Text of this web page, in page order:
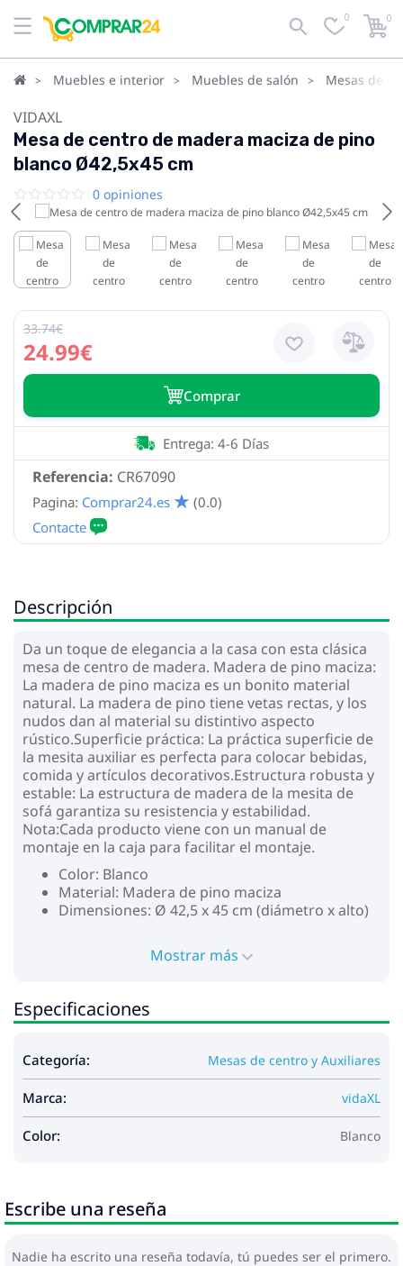
0 0
Muebles e interior Muebles de salón Mesas de
VIDAXL
Mesa de centro de madera maciza de pino
blanco Ø42,5x45 cm
0 opiniones
24.99€
33.74€
Сomprar
Referencia: CR67090
Entrega: 4-6 Días
Pagina: Comprar24.es (0.0)
Descripción
Da un toque de elegancia a la casa con esta clásica
mesa de centro de madera. Madera de pino maciza:
La madera de pino maciza es un bonito material
natural. La madera de pino tiene vetas rectas, y los
nudos dan al material su distintivo aspecto
rústico.Superficie práctica: La práctica superficie de
la mesita auxiliar es perfecta para colocar bebidas,
comida y artículos decorativos.Estructura robusta y
estable: La estructura de madera de la mesita de
sofá garantiza su resistencia y estabilidad.
Nota:Cada producto viene con un manual de
montaje en la caja para facilitar el montaje.
Color: Blanco
Material: Madera de pino maciza
Dimensiones: Ø 42,5 x 45 cm (diámetro x alto)
Mostrar más
Especificaciones
Categoría: Mesas de centro y Auxiliares
Marca: vidaXL
Color: Blanco
Escribe una reseña
Nadie ha escrito una reseña todavía, tú puedes ser el primero.